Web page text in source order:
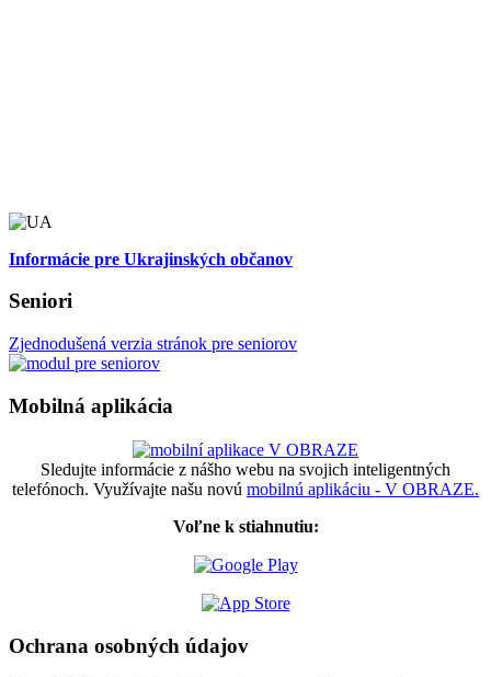
Informácie pre Ukrajinských občanov
Seniori
Zjednodušená verzia stránok pre seniorov
Mobilná aplikácia
Sledujte informácie z nášho webu na svojich inteligentných
telefónoch. Využívajte našu novú mobilnú aplikáciu - V OBRAZE.
Voľne k stiahnutiu:
Ochrana osobných údajov